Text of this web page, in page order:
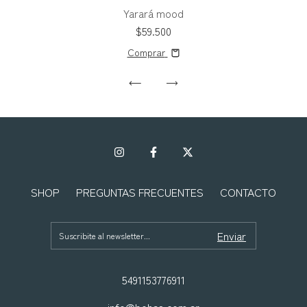
Yarará mood
$59.500
Comprar
SHOP PREGUNTAS FRECUENTES CONTACTO
5491153776911